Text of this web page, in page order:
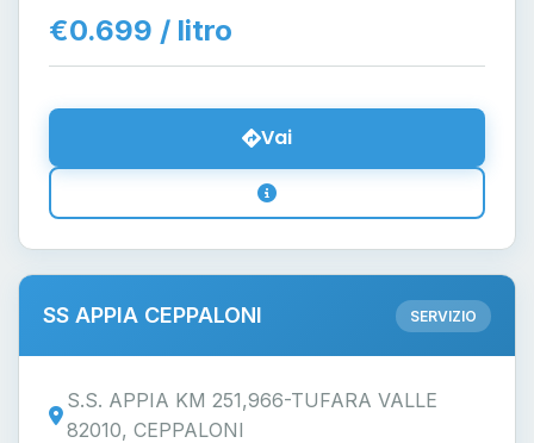
€0.699 / litro
Vai
SS APPIA CEPPALONI SERVIZIO
S.S. APPIA KM 251,966-TUFARA VALLE
82010, CEPPALONI